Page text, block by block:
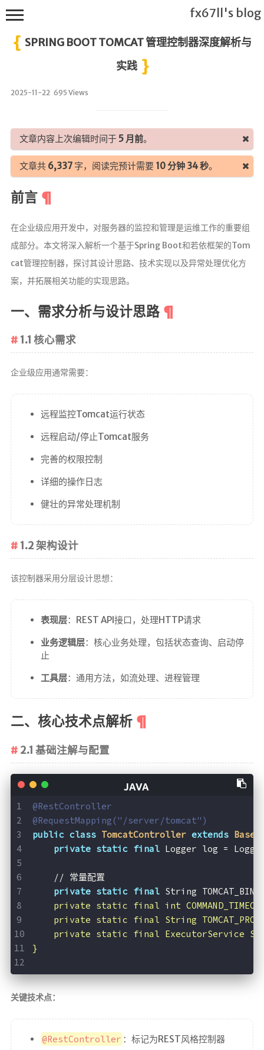
SPRING BOOT TOMCAT 管理控制器深度解析与
实践
2025-11-22 695 Views
文章内容上次编辑时间于 5 月前。
文章共 6,337字，阅读完预计需要 10 分钟 34 秒。
前言
在企业级应用开发中，对服务器的监控和管理是运维工作的重要组
成部分。本文将深入解析一个基于Spring Boot和若依框架的Tom
cat管理控制器，探讨其设计思路、技术实现以及异常处理优化方
案，并拓展相关功能的实现思路。
一、需求分析与设计思路
1.1 核心需求
企业级应用通常需要：
远程监控Tomcat运行状态
远程启动/停止Tomcat服务
完善的权限控制
详细的操作日志
健壮的异常处理机制
1.2 架构设计
该控制器采用分层设计思想：
表现层：REST API接口，处理HTTP请求
业务逻辑层：核心业务处理，包括状态查询、启动停
止
工具层：通用方法，如流处理、进程管理
二、核心技术点解析
2.1 基础注解与配置
@RestController
@RequestMapping("/server/tomcat")
public class TomcatController extends
private static final Logger log =
    // 常量配置
private static final String
private static final int
private static final String
private static final ExecutorService
}
关键技术点：
@RestController ：标记为REST风格控制器
fx67ll's blog
首页
归档
分类
标签
留言板
个人作品
系统状态
服务监控
关于
我
MAP
RSS
奖励一杯
咖啡